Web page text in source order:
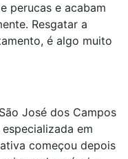
perucas e acabam
Resgatar a
é algo muito
José dos Campos
em
começou depois